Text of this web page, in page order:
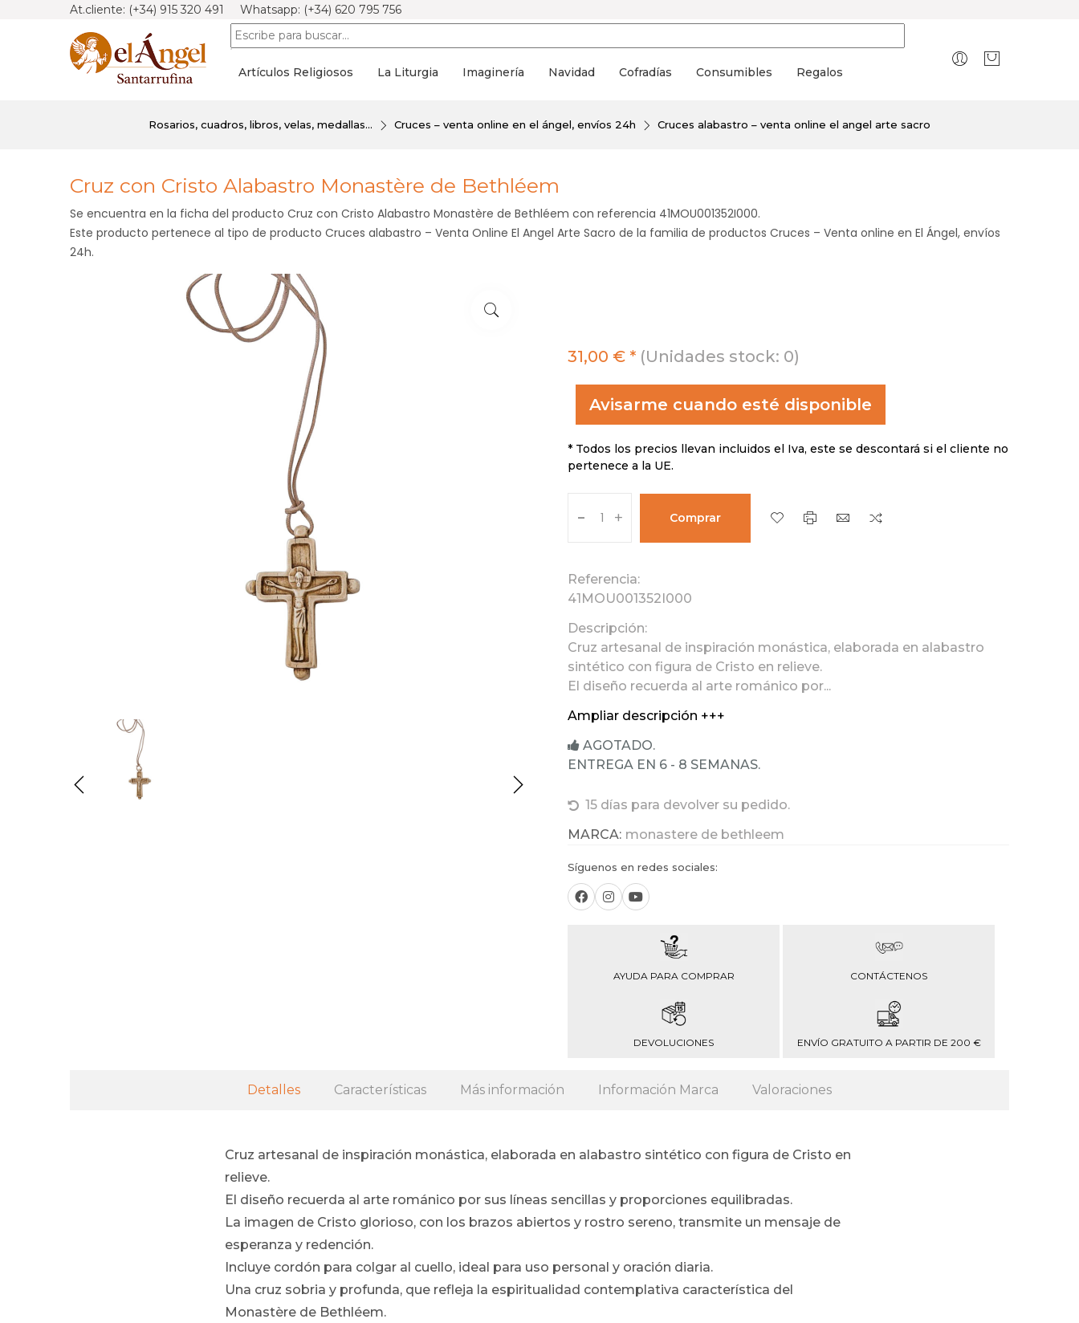
At.cliente: (+34) 915 320 491 Whatsapp: (+34) 620 795 756
Artículos Religiosos La Liturgia Imaginería Navidad Cofradías Consumibles Regalos
Rosarios, cuadros, libros, velas, medallas... Cruces – venta online en el ángel, envíos 24h Cruces alabastro – venta online el angel arte sacro
Cruz con Cristo Alabastro Monastère de Bethléem
Se encuentra en la ficha del producto Cruz con Cristo Alabastro Monastère de Bethléem con referencia 41MOU001352I000.
Este producto pertenece al tipo de producto Cruces alabastro – Venta Online El Angel Arte Sacro de la familia de productos Cruces – Venta online en El Ángel, envíos
24h.
31,00 € * (Unidades stock: 0)
Avisarme cuando esté disponible
* Todos los precios llevan incluidos el Iva, este se descontará si el cliente no
pertenece a la UE.
- + Comprar
Referencia:
41MOU001352I000
Descripción:
Cruz artesanal de inspiración monástica, elaborada en alabastro
sintético con figura de Cristo en relieve.
El diseño recuerda al arte románico por...
Ampliar descripción +++
AGOTADO.
ENTREGA EN 6 - 8 SEMANAS.
15 días para devolver su pedido.
MARCA: monastere de bethleem
Síguenos en redes sociales:
AYUDA PARA COMPRAR CONTÁCTENOS
DEVOLUCIONES ENVÍO GRATUITO A PARTIR DE 200 €
Detalles Características Más información Información Marca Valoraciones
Cruz artesanal de inspiración monástica, elaborada en alabastro sintético con figura de Cristo en
relieve.
El diseño recuerda al arte románico por sus líneas sencillas y proporciones equilibradas.
La imagen de Cristo glorioso, con los brazos abiertos y rostro sereno, transmite un mensaje de
esperanza y redención.
Incluye cordón para colgar al cuello, ideal para uso personal y oración diaria.
Una cruz sobria y profunda, que refleja la espiritualidad contemplativa característica del
Monastère de Bethléem.